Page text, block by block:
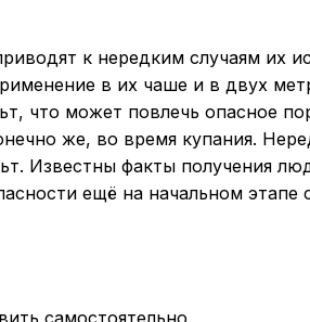
к нередким случаям их
в их чаше и в двух
что может повлечь опасное
же, во время купания.
Известны факты получения
ещё на начальном этапе
самостоятельно.